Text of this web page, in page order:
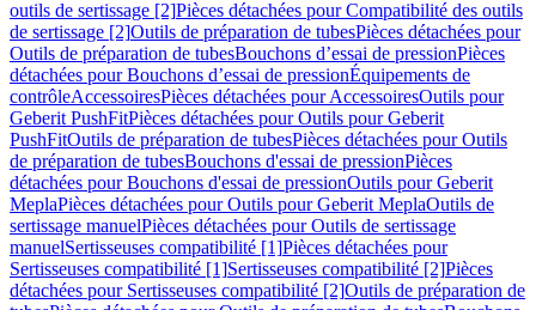
outils de sertissage [2]Pièces détachées pour Compatibilité des outils
de sertissage [2]Outils de préparation de tubesPièces détachées pour
Outils de préparation de tubesBouchons d’essai de pressionPièces
détachées pour Bouchons d’essai de pressionÉquipements de
contrôleAccessoiresPièces détachées pour AccessoiresOutils pour
Geberit PushFitPièces détachées pour Outils pour Geberit
PushFitOutils de préparation de tubesPièces détachées pour Outils
de préparation de tubesBouchons d'essai de pressionPièces
détachées pour Bouchons d'essai de pressionOutils pour Geberit
MeplaPièces détachées pour Outils pour Geberit MeplaOutils de
sertissage manuelPièces détachées pour Outils de sertissage
manuelSertisseuses compatibilité [1]Pièces détachées pour
Sertisseuses compatibilité [1]Sertisseuses compatibilité [2]Pièces
détachées pour Sertisseuses compatibilité [2]Outils de préparation de